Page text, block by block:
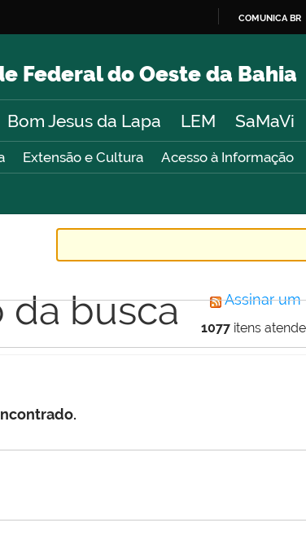
O
COMUNICA BR
Federal do Oeste da Bahia
Bom Jesus da Lapa LEM SaMaVi
Extensão e Cultura Acesso à Informação
da busca Assinar um
1077 itens